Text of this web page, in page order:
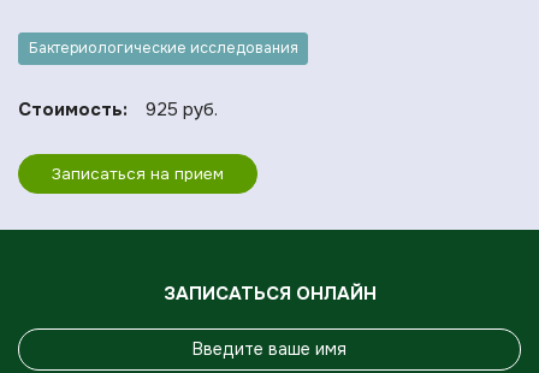
Бактериологические исследования
Стоимость: 925 руб.
Записаться на прием
ЗАПИСАТЬСЯ ОНЛАЙН